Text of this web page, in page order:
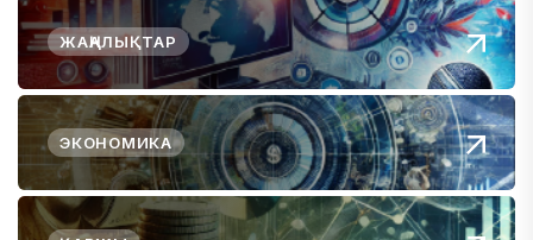
ЖАҢАЛЫҚТАР
ЭКОНОМИКА